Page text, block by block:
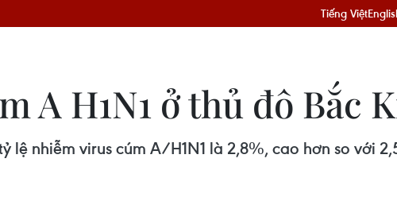
Tiếng Việt
A H1N1 ở thủ đô Bắc
lệ nhiễm virus cúm A/H1N1 là 2,8%, cao hơn so với